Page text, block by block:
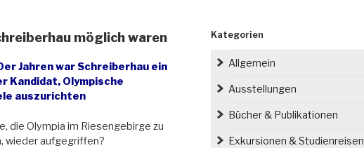
möglich waren
Jahren war Schreiberhau ein
Kandidat, Olympische
auszurichten
die Olympia im Riesengebirge zu
wieder aufgegriffen?
Kategorien
Allgemein
Ausstellungen
Bücher & Publikationen
Exkursionen & Studienreisen